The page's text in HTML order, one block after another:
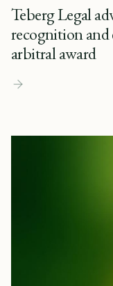
Teberg Legal
recognition and
arbitral award